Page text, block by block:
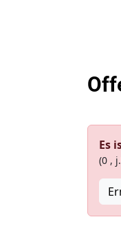
Es
(0 ,